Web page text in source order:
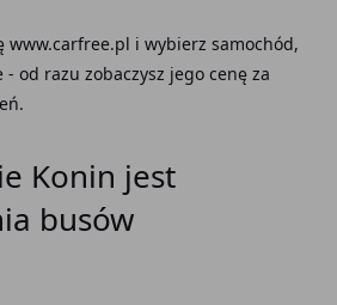
www.carfree.pl i wybierz samochód,
od razu zobaczysz jego cenę za
Konin jest
busów